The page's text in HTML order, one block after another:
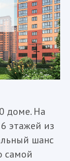
доме. На
этажей из
шанс
самой